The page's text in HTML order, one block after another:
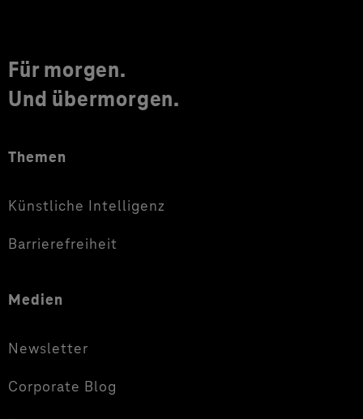
Für morgen.
Und übermorgen.
Themen
Künstliche Intelligenz
Barrierefreiheit
Medien
Newsletter
Corporate Blog